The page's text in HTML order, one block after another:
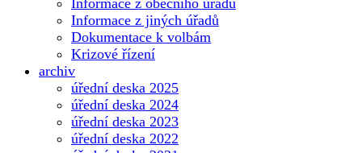
Informace z obecního úřadu
Informace z jiných úřadů
Dokumentace k volbám
Krizové řízení
archiv
úřední deska 2025
úřední deska 2024
úřední deska 2023
úřední deska 2022